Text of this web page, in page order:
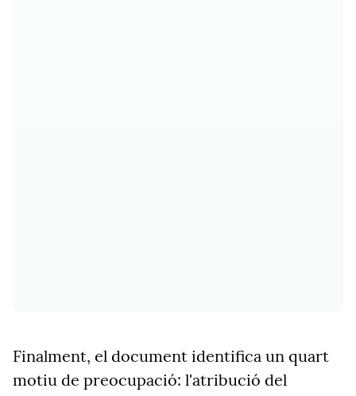
Finalment, el document identifica un quart
motiu de preocupació: l'atribució del